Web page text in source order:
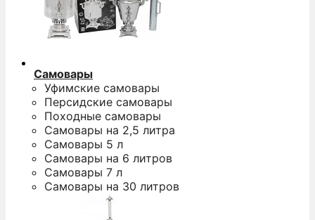
Самовары
Уфимские самовары
Персидские самовары
Походные самовары
Самовары на 2,5 литра
Самовары 5 л
Самовары на 6 литров
Самовары 7 л
Самовары на 30 литров